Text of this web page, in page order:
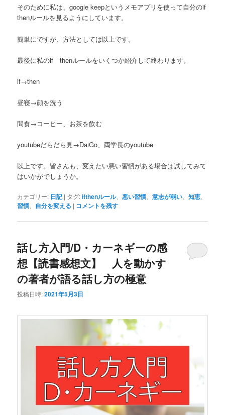
そのために私は、google keepというメモアプリを使って自分のif
thenルールを見るようにしています。
簡単にですが、方法としては以上です。
最後に私のif thenルールをいくつか紹介して終わります。
if→then
昼寝→顔を洗う
間食→コーヒー、お茶を飲む
youtubeだらだら見→DaiGo、両学長のyoutube
以上です。皆さんも、変えたい悪い習慣がある場合は試してみて
はいかがでしょうか。
カテゴリー: 日記 | タグ:ifthenルール、悪い習慣、意志が弱い、知恵、
習慣、 自分を変える | コメントを残す
話し方入門/D・カーネギーの感
想【読書感想文】 人を動かす
の著者が語る話し方の極意
投稿日時:2021年5月3日